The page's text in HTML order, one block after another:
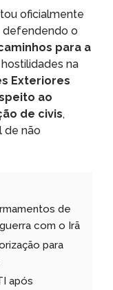
oficialmente
defendendo o
para a
na
Exteriores
ao
de civis,
de não
de
com o Irã
para
após